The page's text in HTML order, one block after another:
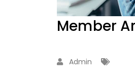
Member
Admin